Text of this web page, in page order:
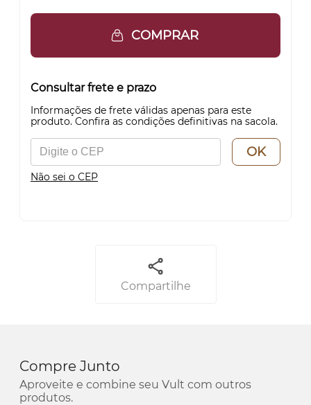
COMPRAR
Consultar frete e prazo
Informações de frete válidas apenas para este
produto. Confira as condições definitivas na sacola.
OK
Não sei o CEP
Compartilhe
Compre Junto
Aproveite e combine seu Vult com outros
produtos.